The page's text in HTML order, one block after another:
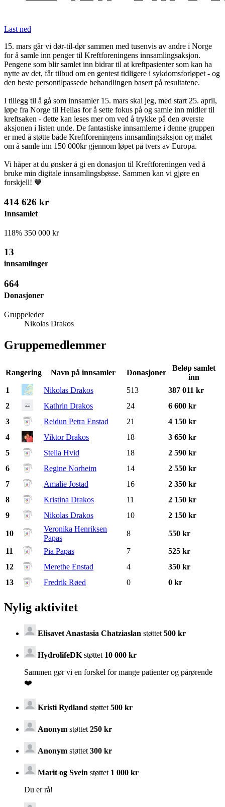
Last ned
15. mars går vi dør-til-dør sammen med tusenvis av andre i Norge
for å samle inn penger til Kreftforeningens innsamlingsaksjon.
Pengene som blir samlet inn bidrar til at kreftpasienter som kan ha
nytte av det, får tilbud om en gentest tidligere i sykdomsforløpet - og
den beste persontilpassede behandlingen basert på resultatene.
I tillegg til å gå som innsamler 15. mars skal jeg, med start 25. april,
løpe fra Norge til Hellas for å sette fokus på og samle inn midler til
kreftsaken - dette kan leses mer om ved å trykke på den øverste
aksjonen i listen unde. De fantastiske innsamlerne i denne gruppen
er med å støtte både Kreftforeningens innsamlingsaksjon og målet
om å samle inn 150 000kr gjennom løpet på tvers av Europa.
Vi håper at du ønsker å gi en donasjon til Kreftforeningen ved å
bruke min digitale innsamlingsbøsse. Sammen kan vi gjøre en
forskjell! 💙
414 626 kr
Innsamlet
118% 350 000 kr
13
innsamlinger
664
Donasjoner
Gruppeleder
Nikolas Drakos
Gruppemedlemmer
Rangering Navn på innsamler Donasjoner
Beløp samlet
inn
1
Nikolas Drakos 513
387 011 kr
2
Kathrin Drakos 24
6 600 kr
3
Reidun Petra Enstad 21
4 150 kr
4
Viktor Drakos 18
3 650 kr
5
Stella Hvid 18
2 590 kr
6
Regine Norheim 14
2 550 kr
7
Amalie Jostad 16
2 350 kr
8
Kristina Drakos 11
2 150 kr
9
Nikolas Drakos 10 2 150 kr
10
Veronika Henriksen
Papas
8 550 kr
11 Pia Papas 7
525 kr
12
Merethe Enstad 4
350 kr
13
Fredrik Røed 0 0 kr
Nylig aktivitet
Elisavet Anastasia Chatziaslan støttet 500 kr
HydrolifeDK støttet 10 000 kr
Sammen gør vi en forskel for mange patienter og pårørende
❤️
Kristi Rydland støttet 500 kr
Anonym støttet 250 kr
Anonym støttet 300 kr
Marit og Svein støttet 1 000 kr
Du er rå!